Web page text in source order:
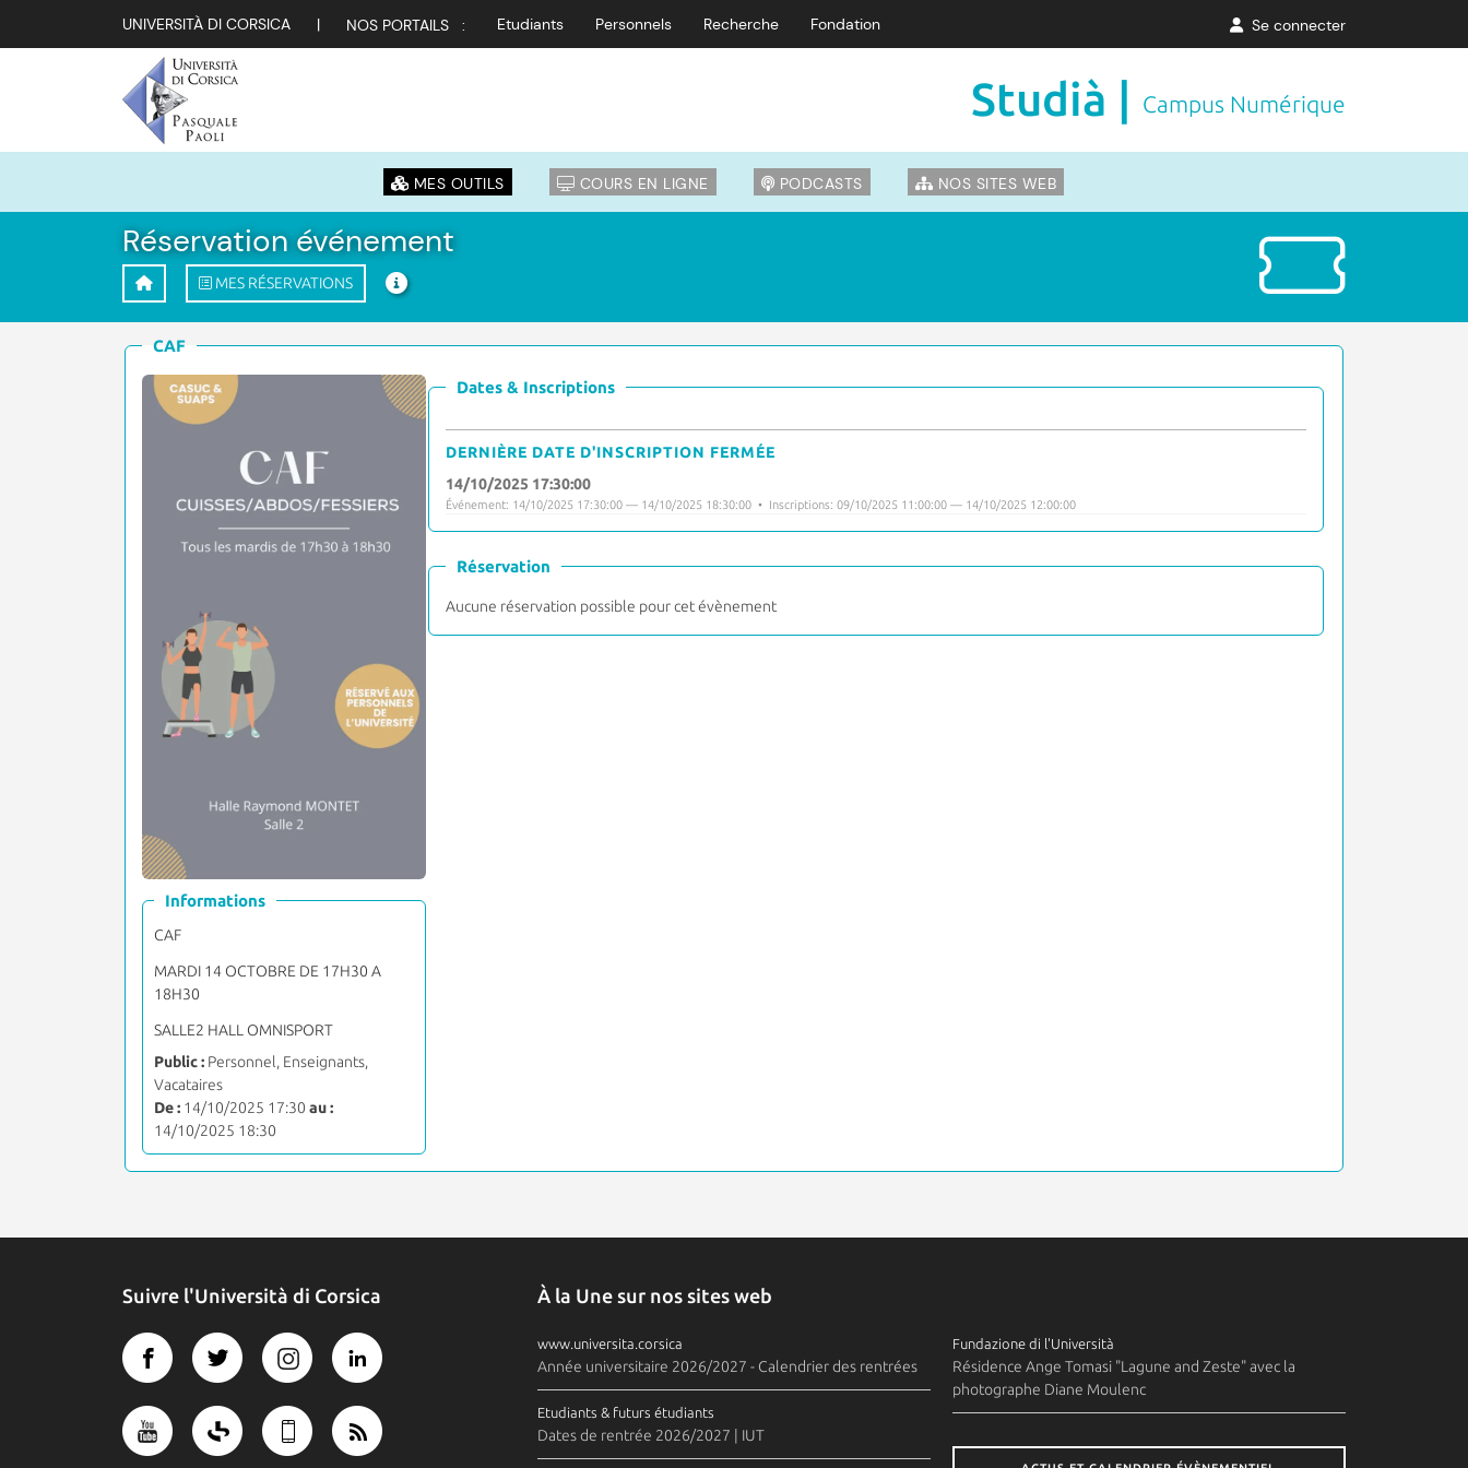
UNIVERSITÀ DI CORSICA | NOS PORTAILS : Etudiants Personnels Recherche Fondation Se connecter
Studià | Campus Numérique
MES OUTILS COURS EN LIGNE PODCASTS NOS SITES WEB
Réservation événement
MES RÉSERVATIONS
CAF
Informations
CAF
MARDI 14 OCTOBRE DE 17H30 A
18H30
SALLE2 HALL OMNISPORT
Public : Personnel, Enseignants,
Vacataires
De : 14/10/2025 17:30 au :
14/10/2025 18:30
Dates & Inscriptions
DERNIÈRE DATE D'INSCRIPTION FERMÉE
14/10/2025 17:30:00
Événement: 14/10/2025 17:30:00 — 14/10/2025 18:30:00 • Inscriptions: 09/10/2025 11:00:00 — 14/10/2025 12:00:00
Réservation
Aucune réservation possible pour cet évènement
Suivre l'Università di Corsica À la Une sur nos sites web
www.universita.corsica
Année universitaire 2026/2027 - Calendrier des rentrées
Etudiants & futurs étudiants
Dates de rentrée 2026/2027 | IUT
Fundazione di l'Università
Résidence Ange Tomasi "Lagune and Zeste" avec la
photographe Diane Moulenc